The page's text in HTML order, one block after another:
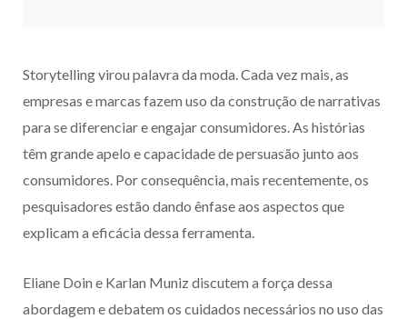
Storytelling virou palavra da moda. Cada vez mais, as
empresas e marcas fazem uso da construção de narrativas
para se diferenciar e engajar consumidores. As histórias
têm grande apelo e capacidade de persuasão junto aos
consumidores. Por consequência, mais recentemente, os
pesquisadores estão dando ênfase aos aspectos que
explicam a eficácia dessa ferramenta.
Eliane Doin e Karlan Muniz discutem a força dessa
abordagem e debatem os cuidados necessários no uso das